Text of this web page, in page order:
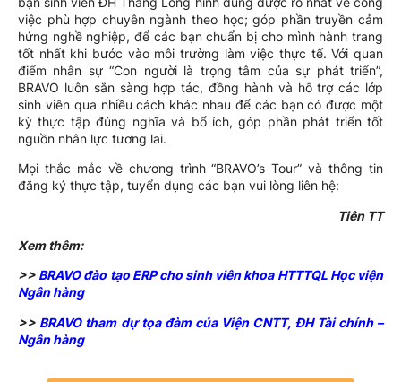
việc phù hợp chuyên ngành theo học; góp phần truyền cảm
hứng nghề nghiệp, để các bạn chuẩn bị cho mình hành trang
tốt nhất khi bước vào môi trường làm việc thực tế. Với quan
điểm nhân sự “Con người là trọng tâm của sự phát triển”,
BRAVO luôn sẵn sàng hợp tác, đồng hành và hỗ trợ các lớp
sinh viên qua nhiều cách khác nhau để các bạn có được một
kỳ thực tập đúng nghĩa và bổ ích, góp phần phát triển tốt
nguồn nhân lực tương lai.
Mọi thắc mắc về chương trình “BRAVO’s Tour” và thông tin
đăng ký thực tập, tuyển dụng các bạn vui lòng liên hệ:
Tiên TT
Xem thêm:
>> BRAVO đào tạo ERP cho sinh viên khoa HTTTQL Học viện
Ngân hàng
>> BRAVO tham dự tọa đàm của Viện CNTT, ĐH Tài chính –
Ngân hàng